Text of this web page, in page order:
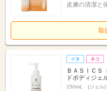
皮膚の清潔と
取
ＢＡＳＩＣＳ
ドボディジェ
150mL (ジェル)